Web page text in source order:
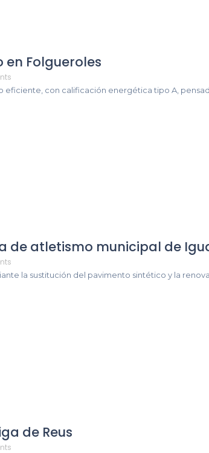
Folgueroles
con calificación energética tipo A,
de atletismo municipal de
la sustitución del pavimento sintético y la
de Reus